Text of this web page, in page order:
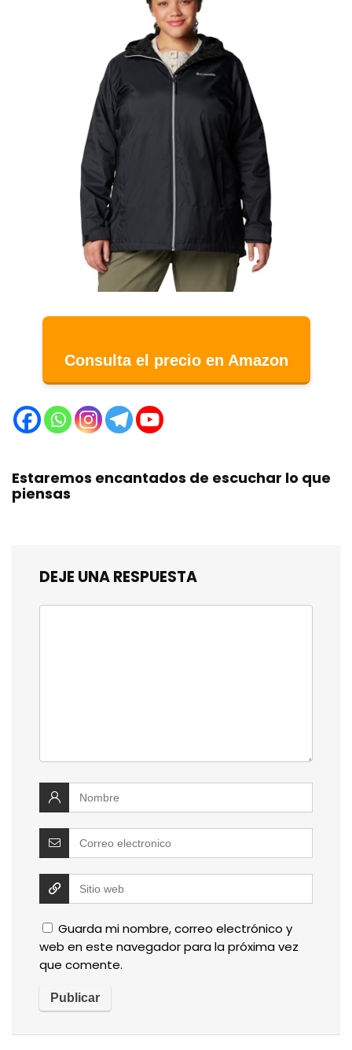
Consulta el precio en Amazon
Estaremos encantados de escuchar lo que
piensas
DEJE UNA RESPUESTA
Guarda mi nombre, correo electrónico y
web en este navegador para la próxima vez
que comente.